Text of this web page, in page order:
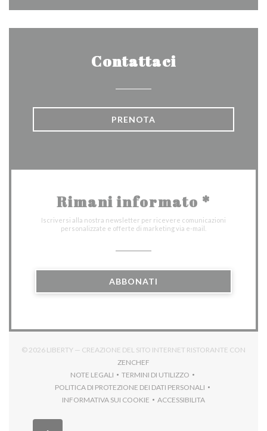
Contattaci
PRENOTA
Rimani informato *
Iscriversi alla nostra newsletter per ricevere comunicazioni
personalizzate e offerte di marketing via e-mail.
ABBONATI
© 2026 LIBERTY — CREAZIONE DEL SITO INTERNET RISTORANTE CON
ZENCHEF
NOTE LEGALI
((APRE UNA NUOVA FINESTRA))
TERMINI DI UTILIZZO
((APRE UNA NUOVA FINESTRA))
POLITICA DI PROTEZIONE DEI DATI PERSONALI
((APRE UNA NUOVA FINESTRA))
INFORMATIVA SUI COOKIE
((APRE UNA NUOVA FINESTRA))
ACCESSIBILITA
((APRE UNA NUOVA